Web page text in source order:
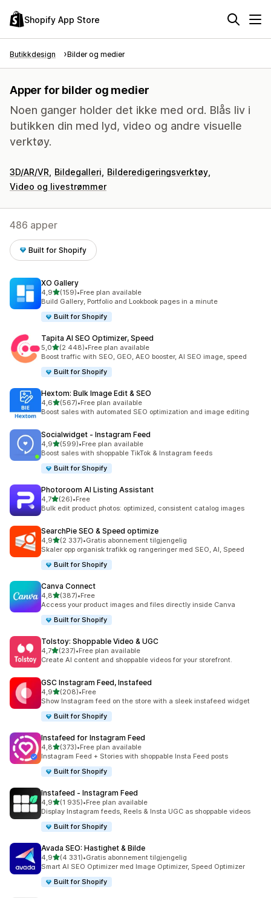
Shopify App Store
Butikkdesign Bilder og medier
Apper for bilder og medier
Noen ganger holder det ikke med ord. Blås liv i
butikken din med lyd, video og andre visuelle
verktøy.
3D/AR/VR Bildegalleri
Bilderedigeringsverktøy
Video og livestrømmer
486 apper
Built for Shopify
XO Gallery
4,9av 5 stjerner
(159)
Totalt 159 omtaler
•Free plan available
Build Gallery, Portfolio and Lookbook pages in a minute
Built for Shopify
Tapita AI SEO Optimizer, Speed
5,0av 5 stjerner
(2 448)
Totalt 2448 omtaler
•Free plan available
Boost traffic with SEO, GEO, AEO booster, AI SEO image, speed
Built for Shopify
Hextom: Bulk Image Edit & SEO
4,6av 5 stjerner
(567)
Totalt 567 omtaler
•Free plan available
Boost sales with automated SEO optimization and image editing
Socialwidget ‑ Instagram Feed
4,9av 5 stjerner
(599)
Totalt 599 omtaler
•Free plan available
Boost sales with shoppable TikTok & Instagram feeds
Built for Shopify
Photoroom AI Listing Assistant
4,7av 5 stjerner
(26)
Totalt 26 omtaler
•Free
Bulk edit product photos: optimized, consistent catalog images
SearchPie SEO & Speed optimize
4,9av 5 stjerner
(2 337)
Totalt 2337 omtaler
•Gratis abonnement tilgjengelig
Skaler opp organisk trafikk og rangeringer med SEO, AI, Speed
Built for Shopify
Canva Connect
4,8av 5 stjerner
(387)
Totalt 387 omtaler
•Free
Access your product images and files directly inside Canva
Built for Shopify
Tolstoy: Shoppable Video & UGC
4,7av 5 stjerner
(237)
Totalt 237 omtaler
•Free plan available
Create AI content and shoppable videos for your storefront.
GSC Instagram Feed, Instafeed
4,9av 5 stjerner
(208)
Totalt 208 omtaler
•Free
Show Instagram feed on the store with a sleek instafeed widget
Built for Shopify
Instafeed for Instagram Feed
4,8av 5 stjerner
(373)
Totalt 373 omtaler
•Free plan available
Instagram Feed + Stories with shoppable Insta Feed posts
Built for Shopify
Instafeed ‑ Instagram Feed
4,9av 5 stjerner
(1 935)
Totalt 1935 omtaler
•Free plan available
Display Instagram feeds, Reels & Insta UGC as shoppable videos
Built for Shopify
Avada SEO: Hastighet & Bilde
4,9av 5 stjerner
(4 331)
Totalt 4331 omtaler
•Gratis abonnement tilgjengelig
Smart AI SEO Optimizer med Image Optimizer, Speed Optimizer
Built for Shopify